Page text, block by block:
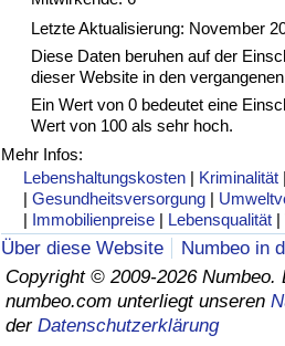
Letzte Aktualisierung: November
Diese Daten beruhen auf der
dieser Website in den
Ein Wert von 0 bedeutet eine
Wert von 100 als sehr hoch.
Mehr Infos:
Lebenshaltungskosten | Kriminalität |
|Gesundheitsversorgung |
| Immobilienpreise | Lebensqualität |
Über diese Website
Numbeo in
Copyright © 2009-2026 Numbeo.
numbeo.com unterliegt unseren
der Datenschutzerklärung